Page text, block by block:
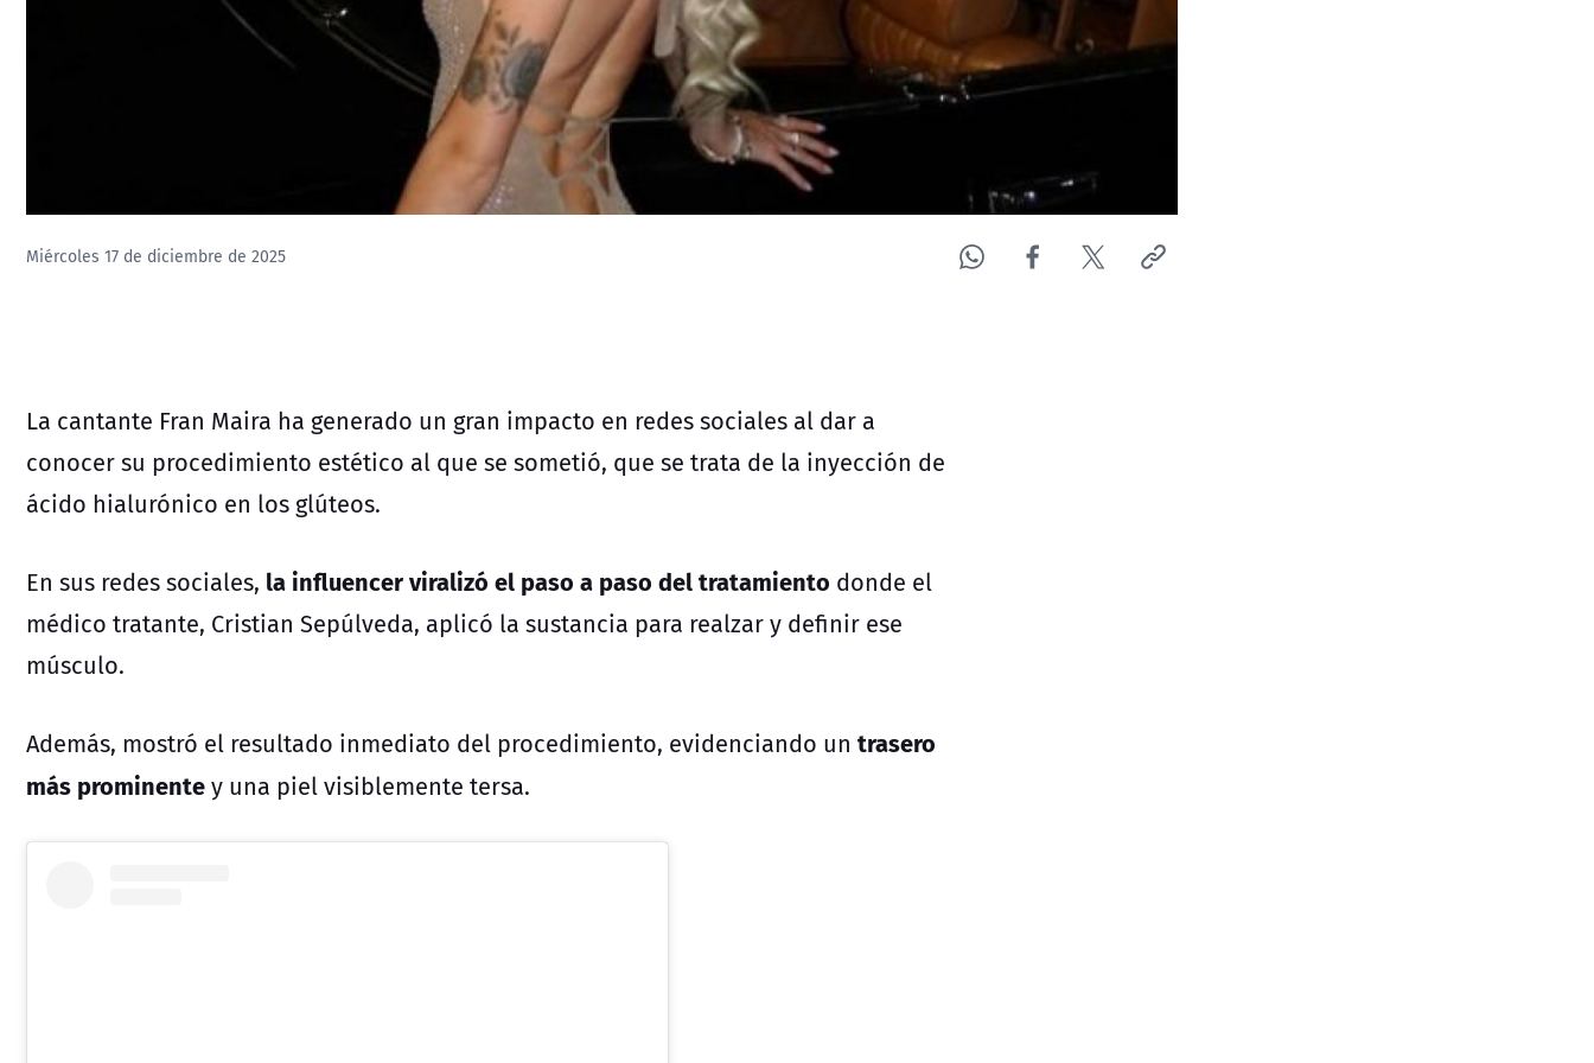
Miércoles 17 de diciembre de 2025
La cantante Fran Maira ha generado un gran impacto en redes sociales al dar a
conocer su procedimiento estético al que se sometió, que se trata de la inyección de
ácido hialurónico en los glúteos.
En sus redes sociales, la influencer viralizó el paso a paso del tratamiento donde el
médico tratante, Cristian Sepúlveda, aplicó la sustancia para realzar y definir ese
músculo.
Además, mostró el resultado inmediato del procedimiento, evidenciando un trasero
más prominentey una piel visiblemente tersa.